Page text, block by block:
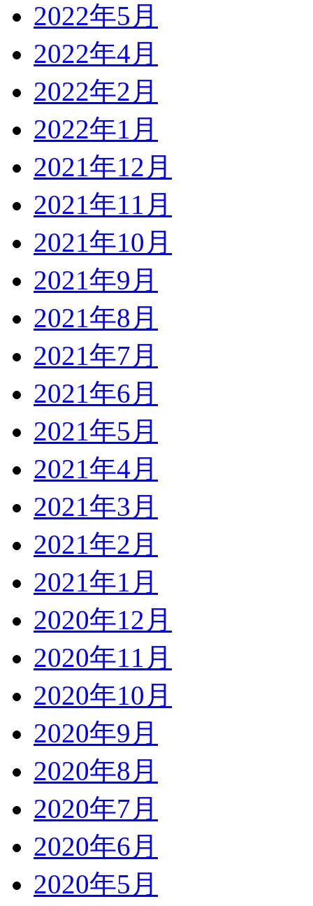
2022年5月
2022年4月
2022年2月
2022年1月
2021年12月
2021年11月
2021年10月
2021年9月
2021年8月
2021年7月
2021年6月
2021年5月
2021年4月
2021年3月
2021年2月
2021年1月
2020年12月
2020年11月
2020年10月
2020年9月
2020年8月
2020年7月
2020年6月
2020年5月